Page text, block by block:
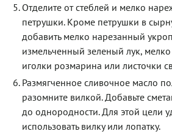
Отделите от стеблей и мелко
петрушки. Кроме петрушки в
добавить мелко нарезанный
измельченный зеленый лук,
иголки розмарина или листочки
Размягченное сливочное масло
разомните вилкой. Добавьте
до однородности. Для этой цели
использовать вилку или лопатку.